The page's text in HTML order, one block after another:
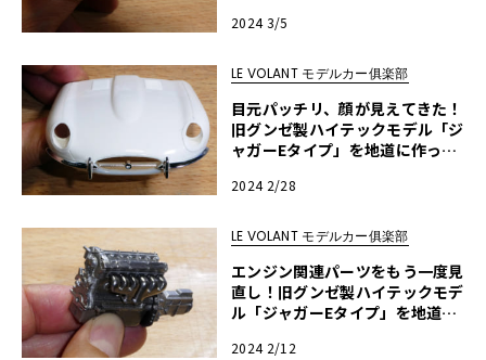
2024 3/5
LE VOLANT モデルカー俱楽部
目元パッチリ、顔が見えてきた！
旧グンゼ製ハイテックモデル「ジ
ャガーEタイプ」を地道に作って
2024 2/28
LE VOLANT モデルカー俱楽部
エンジン関連パーツをもう一度見
直し！旧グンゼ製ハイテックモデ
ル「ジャガーEタイプ」を地道に
2024 2/12